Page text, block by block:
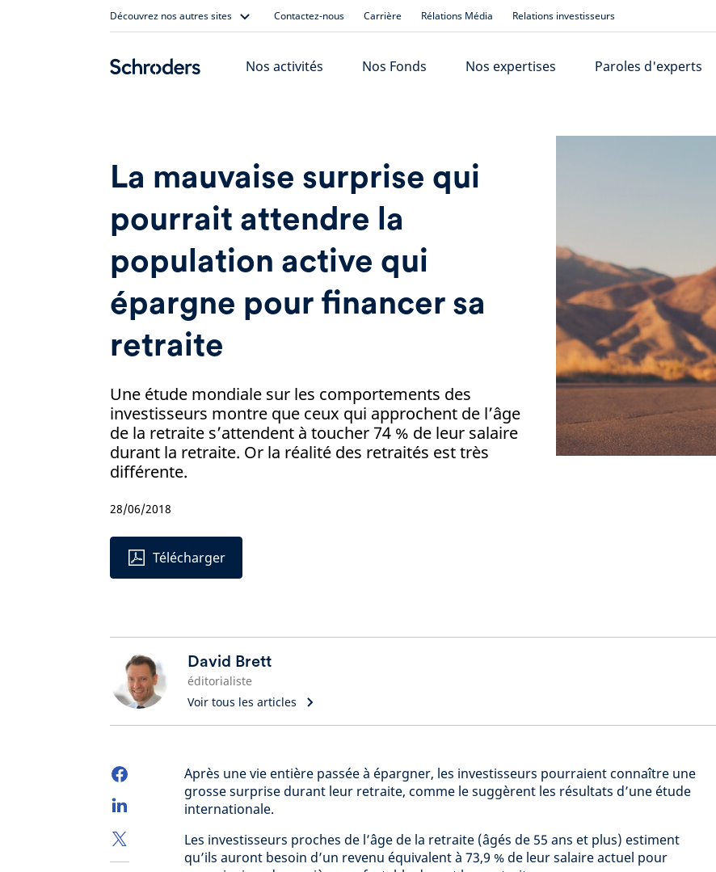
Découvrez nos autres sites Contactez-nous Carrière Rélations Média Relations investisseurs
Nos activités Nos Fonds Nos expertises Paroles d'experts
La mauvaise surprise qui
pourrait attendre la
population active qui
épargne pour financer sa
retraite
Une étude mondiale sur les comportements des
investisseurs montre que ceux qui approchent de l’âge
de la retraite s’attendent à toucher 74 % de leur salaire
durant la retraite. Or la réalité des retraités est très
différente.
28/06/2018
Télécharger
David Brett
éditorialiste​​​​​​​​​​​​​
Voir tous les articles
Après une vie entière passée à épargner, les investisseurs pourraient connaître une
grosse surprise durant leur retraite, comme le suggèrent les résultats d’une étude
internationale.
Les investisseurs proches de l’âge de la retraite (âgés de 55 ans et plus) estiment
qu’ils auront besoin d’un revenu équivalent à 73,9 % de leur salaire actuel pour